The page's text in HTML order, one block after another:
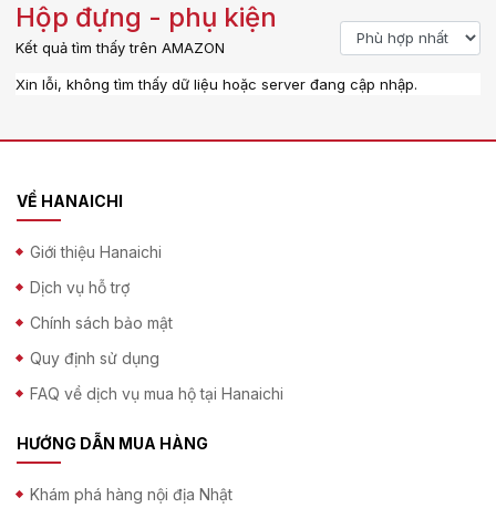
Hộp đựng - phụ kiện
Kết quả tìm thấy trên AMAZON
Xin lỗi, không tìm thấy dữ liệu hoặc server đang cập nhập.
VỀ HANAICHI
Giới thiệu Hanaichi
Dịch vụ hỗ trợ
Chính sách bảo mật
Quy định sử dụng
FAQ về dịch vụ mua hộ tại Hanaichi
HƯỚNG DẪN MUA HÀNG
Khám phá hàng nội địa Nhật